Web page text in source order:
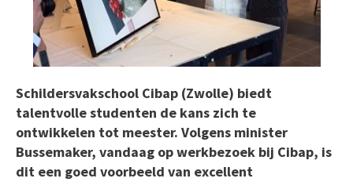
Schildersvakschool Cibap (Zwolle) biedt
talentvolle studenten de kans zich te
ontwikkelen tot meester. Volgens minister
Bussemaker, vandaag op werkbezoek bij Cibap, is
dit een goed voorbeeld van excellent